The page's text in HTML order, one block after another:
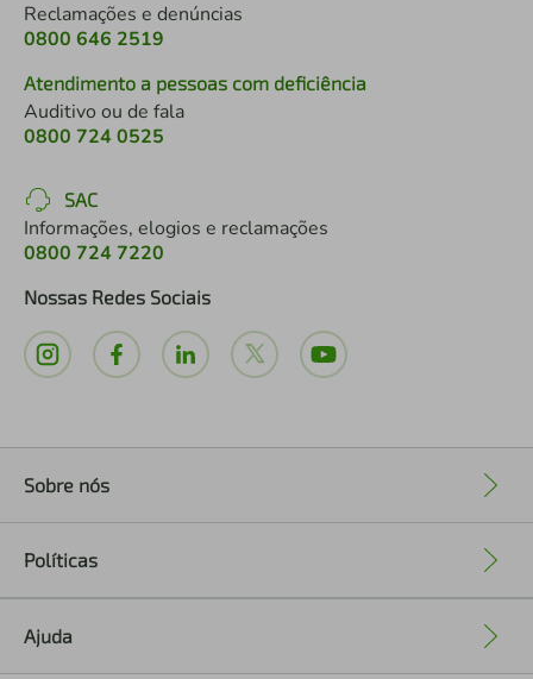
Reclamações e denúncias
0800 646 2519
Atendimento a pessoas com deficiência
Auditivo ou de fala
0800 724 0525
SAC
Informações, elogios e reclamações
0800 724 7220
Nossas Redes Sociais
Sobre nós
Políticas
Ajuda